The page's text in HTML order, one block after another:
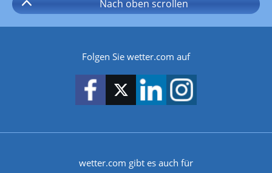
Nach oben scrollen
Folgen Sie wetter.com auf
wetter.com gibt es auch für